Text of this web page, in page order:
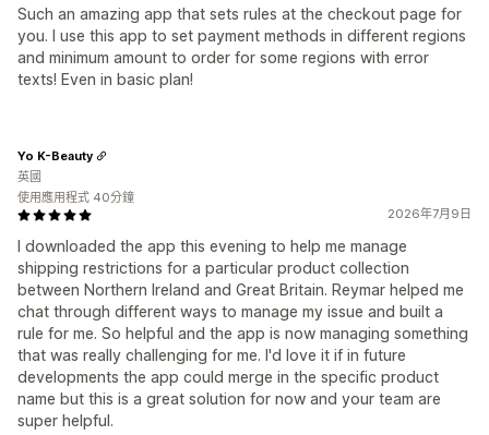
Such an amazing app that sets rules at the checkout page for
you. I use this app to set payment methods in different regions
and minimum amount to order for some regions with error
texts! Even in basic plan!
2026年7月9日
I downloaded the app this evening to help me manage
shipping restrictions for a particular product collection
between Northern Ireland and Great Britain. Reymar helped me
chat through different ways to manage my issue and built a
rule for me. So helpful and the app is now managing something
that was really challenging for me. I'd love it if in future
developments the app could merge in the specific product
name but this is a great solution for now and your team are
super helpful.
Yo K-Beauty
英國
使用應用程式 40分鐘